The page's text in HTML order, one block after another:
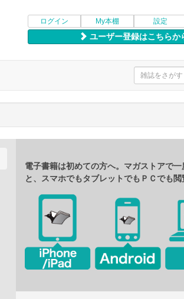
ログイン My本棚 設定
ユーザー登録はこちらか
電子書籍は初めての方へ。マガストアで一
と、スマホでもタブレットでもＰＣでも閲